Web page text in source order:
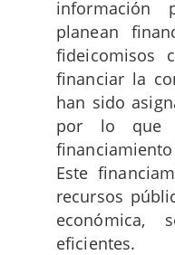
información
planean
fideicomisos
financiar la
han sido
por lo que
Este
recursos
económica,
eficientes.